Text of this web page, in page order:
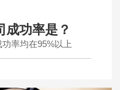
成功率是？
率均在95%以上